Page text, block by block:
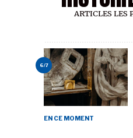
AU LARGE
À PROPOS
NOS PARTENAIRES
SOUTENEZ NOUS
ARTICLES LES
6/7
EN CE MOMENT